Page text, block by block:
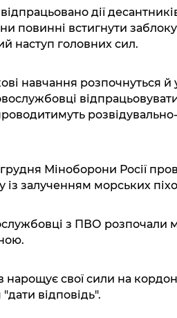
дії
повинні встигнути
наступ головних сил.
навчання розпочнуться й
розвідувально-
Міноборони Росії
залученням морських
з ПВО розпочали
свої сили на
відповідь".